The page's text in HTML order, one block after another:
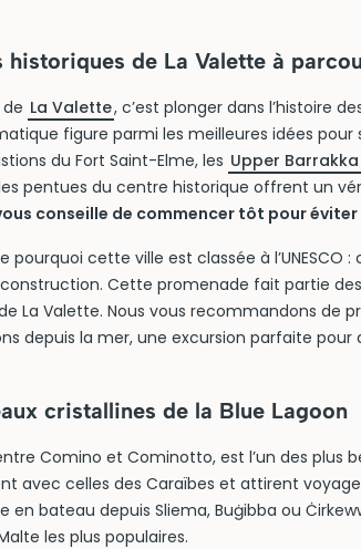
de La Valette à
La Valette, c’est plonger dans l’histoire
figure parmi les meilleures idées pour
du Fort Saint-Elme, les Upper
pentues du centre historique offrent un
conseille de commencer tôt pour éviter
pourquoi cette ville est classée à l’UNESCO
Cette promenade fait partie
La Valette. Nous vous recommandons de
depuis la mer, une excursion parfaite
cristallines de la Blue Lagoon
Comino et Cominotto, est l’un des plus
avec celles des Caraïbes et attirent
en bateau depuis Sliema, Buġibba ou
les plus populaires.